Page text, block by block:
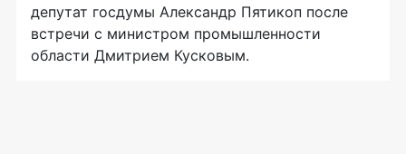
депутат госдумы Александр Пятикоп после
встречи с министром промышленности
области Дмитрием Кусковым.